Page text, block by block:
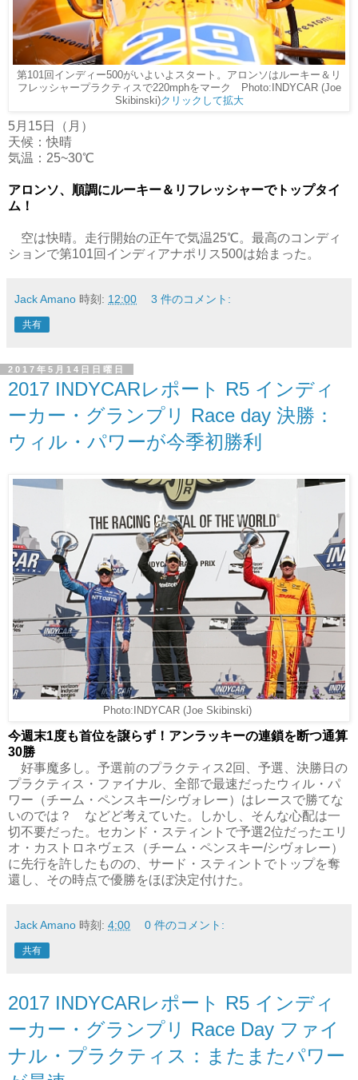
第101回インディー500がいよいよスタート。アロンソはルーキー＆リ
フレッシャープラクティスで220mphをマーク Photo:INDYCAR (Joe
Skibinski)クリックして拡大
5月15日（月）
天候：快晴
気温：25~30℃
アロンソ、順調にルーキー＆リフレッシャーでトップタイ
ム！
空は快晴。走行開始の正午で気温25℃。最高のコンディ
ションで第101回インディアナポリス500は始まった。
Jack Amano 時刻: 12:00 3 件のコメント:
共有
2017年5月14日日曜日
2017 INDYCARレポート R5 インディ
ーカー・グランプリ Race day 決勝：
ウィル・パワーが今季初勝利
Photo:INDYCAR (Joe Skibinski)
今週末1度も首位を譲らず！アンラッキーの連鎖を断つ通算
30勝
好事魔多し。予選前のプラクティス2回、予選、決勝日の
プラクティス・ファイナル、全部で最速だったウィル・パ
ワー（チーム・ペンスキー/シヴォレー）はレースで勝てな
いのでは？ などど考えていた。しかし、そんな心配は一
切不要だった。セカンド・スティントで予選2位だったエリ
オ・カストロネヴェス（チーム・ペンスキー/シヴォレー）
に先行を許したものの、サード・スティントでトップを奪
還し、その時点で優勝をほぼ決定付けた。
Jack Amano 時刻: 4:00 0 件のコメント:
共有
2017 INDYCARレポート R5 インディ
ーカー・グランプリ Race Day ファイ
ナル・プラクティス：またまたパワー